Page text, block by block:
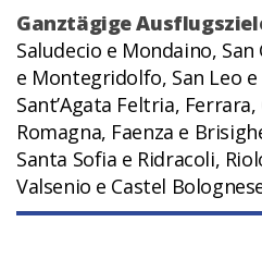
Ganztägige
Saludecio e Mondaino,
e Montegridolfo, San Leo
Sant’Agata Feltria,
Romagna, Faenza e
Santa Sofia e Ridracoli,
Valsenio e Castel